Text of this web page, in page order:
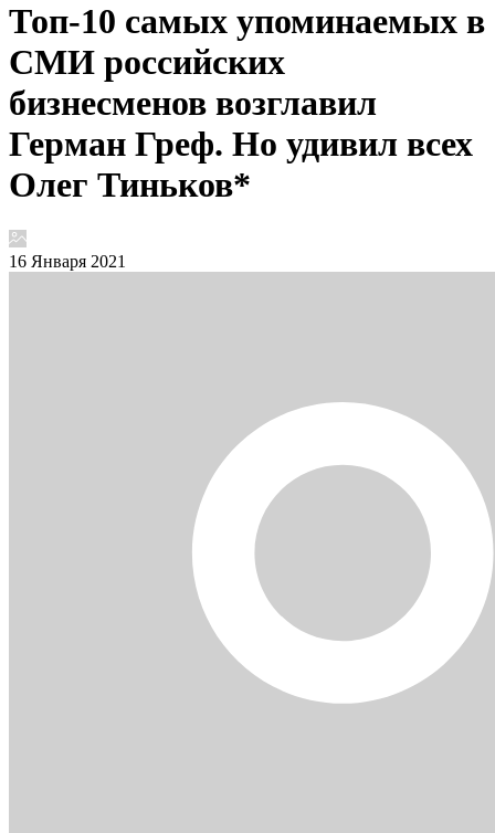
Топ-10 самых упоминаемых в
СМИ российских
бизнесменов возглавил
Герман Греф. Но удивил всех
Олег Тиньков*
16 Января 2021